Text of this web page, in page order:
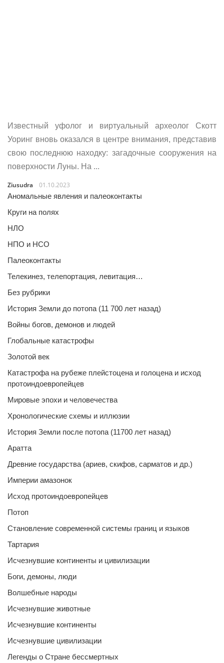
Известный уфолог и виртуальный археолог Скотт
Уоринг вновь оказался в центре внимания, представив
свою последнюю находку: загадочные сооружения на
поверхности Луны. На ...
Ziusudra
01.10.2023
Аномальные явления и палеоконтакты
Круги на полях
НЛО
НПО и НСО
Палеоконтакты
Телекинез, телепортация, левитация…
Без рубрики
История Земли до потопа (11 700 лет назад)
Войны богов, демонов и людей
Глобальные катастрофы
Золотой век
Катастрофа на рубеже плейстоцена и голоцена и исход
протоиндоевропейцев
Мировые эпохи и человечества
Хронологические схемы и иллюзии
История Земли после потопа (11700 лет назад)
Аратта
Древние государства (ариев, скифов, сарматов и др.)
Империи амазонок
Исход протоиндоевропейцев
Потоп
Становление современной системы границ и языков
Тартария
Исчезнувшие континенты и цивилизации
Боги, демоны, люди
Волшебные народы
Исчезнувшие животные
Исчезнувшие континенты
Исчезнувшие цивилизации
Легенды о Стране бессмертных